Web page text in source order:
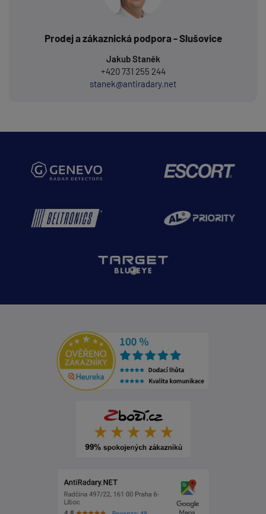
Prodej a zákaznická podpora - Slušovice
Jakub Staněk
+420 731 255 244
stanek@antiradary.net